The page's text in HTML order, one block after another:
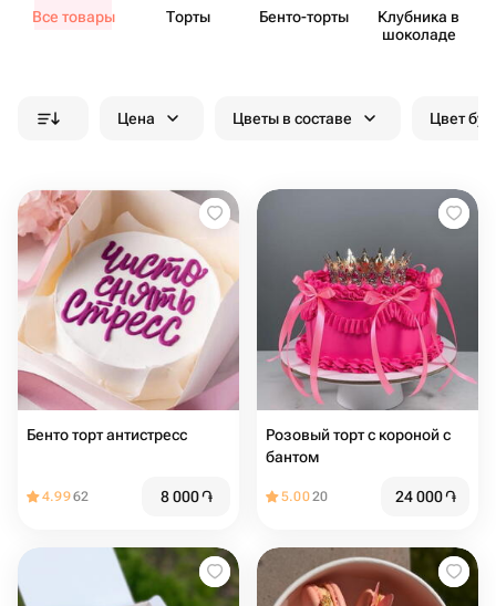
Все товары Торты Бенто​-торты
Клубника в
шоколаде
Цена Цветы в составе Цвет
Бенто торт антистресс
4.9962 8 000֏
Розовый торт с короной с
бантом
5.0020 24 000֏